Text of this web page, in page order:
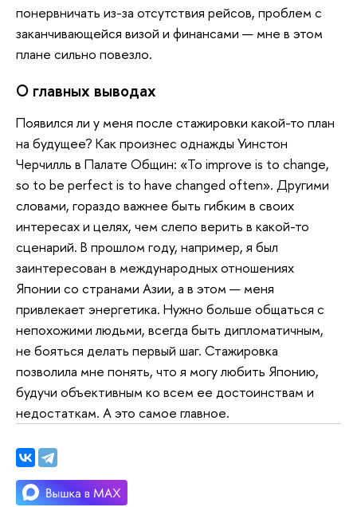
понервничать из-за отсутствия рейсов, проблем с
заканчивающейся визой и финансами — мне в этом
плане сильно повезло.
О главных выводах
Появился ли у меня после стажировки какой-то план
на будущее? Как произнес однажды Уинстон
Черчилль в Палате Общин: «To improve is to change,
so to be perfect is to have changed often». Другими
словами, гораздо важнее быть гибким в своих
интересах и целях, чем слепо верить в какой-то
сценарий. В прошлом году, например, я был
заинтересован в международных отношениях
Японии со странами Азии, а в этом — меня
привлекает энергетика. Нужно больше общаться с
непохожими людьми, всегда быть дипломатичным,
не бояться делать первый шаг. Стажировка
позволила мне понять, что я могу любить Японию,
будучи объективным ко всем ее достоинствам и
недостаткам. А это самое главное.